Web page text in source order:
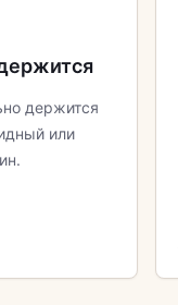
держится
или